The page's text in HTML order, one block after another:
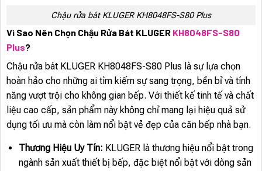
Chậu rửa bát KLUGER KH8048FS-S80 Plus
Vì Sao Nên Chọn Chậu Rửa Bát KLUGER KH8048FS-S80
Plus?
Chậu rửa bát KLUGER KH8048FS-S80 Plus là sự lựa chọn
hoàn hảo cho những ai tìm kiếm sự sang trọng, bền bỉ và tính
năng vượt trội cho không gian bếp. Với thiết kế tinh tế và chất
liệu cao cấp, sản phẩm này không chỉ mang lại hiệu quả sử
dụng tối ưu mà còn làm nổi bật vẻ đẹp của căn bếp nhà bạn.
Thương Hiệu Uy Tín: KLUGER là thương hiệu nổi bật trong
ngành sản xuất thiết bị bếp, đặc biệt nổi bật với dòng sản